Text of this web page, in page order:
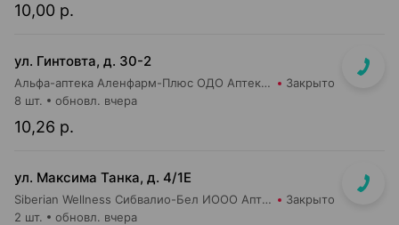
10,00 р.
ул. Гинтовта, д. 30-2
Альфа-аптека Аленфарм-Плюс ОДО Аптека №16 Закрыто
10,26 р.
8 шт. обновл. вчера
ул. Максима Танка, д. 4/1Е
Siberian Wellness Сибвалио-Бел ИООО Аптека №1 Закрыто
2 шт. обновл. вчера